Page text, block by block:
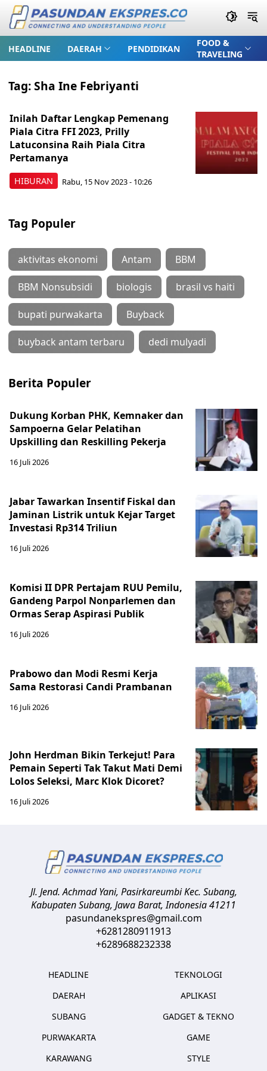
HEADLINE DAERAH PENDIDIKAN
FOOD &
TRAVELING
Tag:Sha Ine Febriyanti
HIBURAN
Inilah Daftar Lengkap Pemenang
Piala Citra FFI 2023, Prilly
Latuconsina Raih Piala Citra
Pertamanya
Rabu, 15 Nov 2023 - 10:26
Tag Populer
aktivitas ekonomi Antam BBM
BBM Nonsubsidi biologis brasil vs haiti
bupati purwakarta Buyback
buyback antam terbaru dedi mulyadi
Berita Populer
Dukung Korban PHK, Kemnaker dan
Sampoerna Gelar Pelatihan
Upskilling dan Reskilling Pekerja
16 Juli 2026
Jabar Tawarkan Insentif Fiskal dan
Jaminan Listrik untuk Kejar Target
Investasi Rp314 Triliun
16 Juli 2026
Komisi II DPR Pertajam RUU Pemilu,
Gandeng Parpol Nonparlemen dan
Ormas Serap Aspirasi Publik
16 Juli 2026
Prabowo dan Modi Resmi Kerja
Sama Restorasi Candi Prambanan
16 Juli 2026
John Herdman Bikin Terkejut! Para
Pemain Seperti Tak Takut Mati Demi
Lolos Seleksi, Marc Klok Dicoret?
16 Juli 2026
Jl. Jend. Achmad Yani, Pasirkareumbi Kec. Subang,
Kabupaten Subang, Jawa Barat,Indonesia41211
pasundanekspres@gmail.com
+6281280911913
+6289688232338
HEADLINE
DAERAH
SUBANG
PURWAKARTA
KARAWANG
TEKNOLOGI
APLIKASI
GADGET & TEKNO
GAME
STYLE